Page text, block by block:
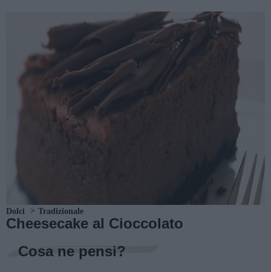
Dolci Tradizionale
Cheesecake al Cioccolato
Cosa ne pensi?